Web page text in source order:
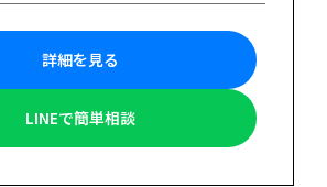
詳細を見る
LINEで簡単相談